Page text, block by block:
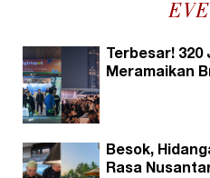
Terbesar! 320
Meramaikan
Besok,
Rasa